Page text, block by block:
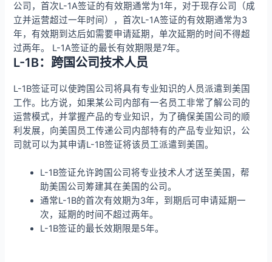
公司，首次L-1A签证的有效期通常为1年，对于现存公司（成
立并运营超过一年时间），首次L-1A签证的有效期通常为3
年，有效期到达后如需要申请延期，单次延期的时间不得超
过两年。 L-1A签证的最长有效期限是7年。
L-1B：跨国公司技术人员
L-1B签证可以使跨国公司将具有专业知识的人员派遣到美国
工作。比方说，如果某公司内部有一名员工非常了解公司的
运营模式，并掌握产品的专业知识，为了确保美国公司的顺
利发展，向美国员工传递公司内部特有的产品专业知识，公
司就可以为其申请L-1B签证将该员工派遣到美国。
L-1B签证允许跨国公司将专业技术人才送至美国，帮
助美国公司筹建其在美国的公司。
通常L-1B的首次有效期为3年，到期后可申请延期一
次，延期的时间不超过两年。
L-1B签证的最长效期限是5年。